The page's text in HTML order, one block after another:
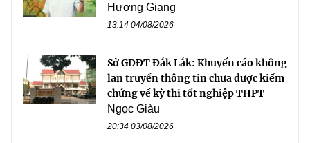
Hương Giang
13:14 04/08/2026
Sở GDĐT Đắk Lắk: Khuyến cáo không
lan truyền thông tin chưa được kiểm
chứng về kỳ thi tốt nghiệp THPT
Ngọc Giàu
20:34 03/08/2026